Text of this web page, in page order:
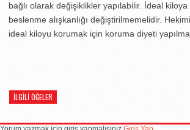
bağlı olarak değişiklikler yapılabilir. İdeal
beslenme alışkanlığı değiştirilmemelidir.
ideal kiloyu korumak için koruma diyeti
İLGILI ÖĞELER